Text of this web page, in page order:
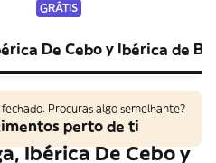
GRÁTIS
De Cebo y Ibérica de
Procuras algo semelhante?
perto de ti
Ibérica De Cebo y